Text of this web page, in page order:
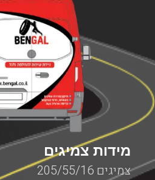
מידות צמיגים
צמיגים 205/55/16